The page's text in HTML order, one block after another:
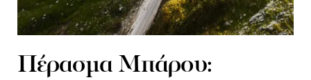
Πέρασμα Μπάρου: